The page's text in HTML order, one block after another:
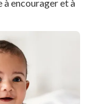
encourager et à